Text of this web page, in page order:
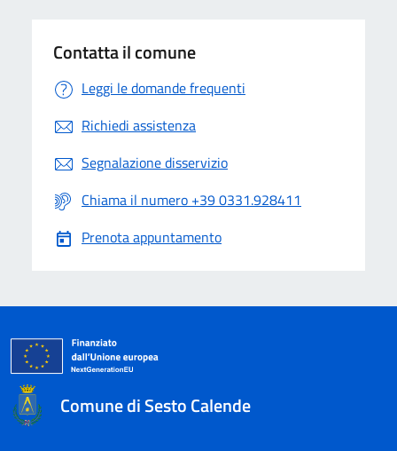
Contatta il comune
Leggi le domande frequenti
Richiedi assistenza
Segnalazione disservizio
Chiama il numero +39 0331.928411
Prenota appuntamento
Comune di Sesto Calende